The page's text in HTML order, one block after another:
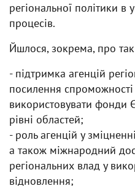
регіональної політики в
процесів.
Йшлося, зокрема, про
- підтримка агенцій
посилення
використовувати фонди
рівні областей;
- роль агенцій у
а також міжнародний
регіональних влад у
відновлення;